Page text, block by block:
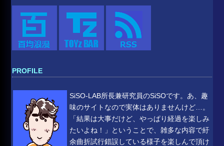
PROFILE
SiSO-LAB所長兼研究員のSiSOです。あ、趣
味のサイトなので実体はありませんけど…。
「結果は大事だけど、やっぱり経過を楽しみ
たいよね！」ということで、雑多な内容で紆
余曲折試行錯誤している様子を楽しんで頂け